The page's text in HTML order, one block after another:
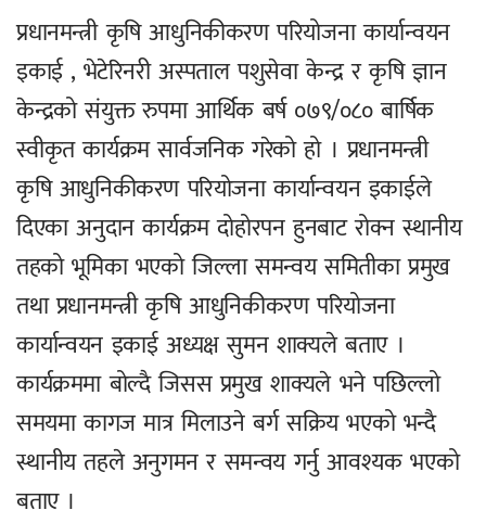
प्रधानमन्त्री कृषि आधुनिकीकरण परियोजना कार्यान्वयन
इकाई , भेटेरिनरी अस्पताल पशुसेवा केन्द्र र कृषि ज्ञान
केन्द्रको संयुक्त रुपमा आर्थिक बर्ष ०७९/०८० बार्षिक
स्वीकृत कार्यक्रम सार्वजनिक गरेको हो । प्रधानमन्त्री
कृषि आधुनिकीकरण परियोजना कार्यान्वयन इकाईले
दिएका अनुदान कार्यक्रम दोहोरपन हुनबाट रोक्न स्थानीय
तहको भूमिका भएको जिल्ला समन्वय समितीका प्रमुख
तथा प्रधानमन्त्री कृषि आधुनिकीकरण परियोजना
कार्यान्वयन इकाई अध्यक्ष सुमन शाक्यले बताए ।
कार्यक्रममा बोल्दै जिसस प्रमुख शाक्यले भने पछिल्लो
समयमा कागज मात्र मिलाउने बर्ग सक्रिय भएको भन्दै
स्थानीय तहले अनुगमन र समन्वय गर्नु आवश्यक भएको
बताए ।